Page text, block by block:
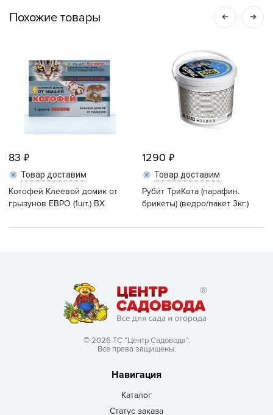
Похожие товары
83
Товар доставим
Котофей Клеевой домик от
грызунов ЕВРО (1шт.) ВХ
1290
Товар доставим
Рубит ТриКота (парафин.
брикеты) (ведро/пакет 3кг.)
© 2026 ТС “Центр Садовода”.
Все права защищены.
Навигация
Каталог
Статус заказа